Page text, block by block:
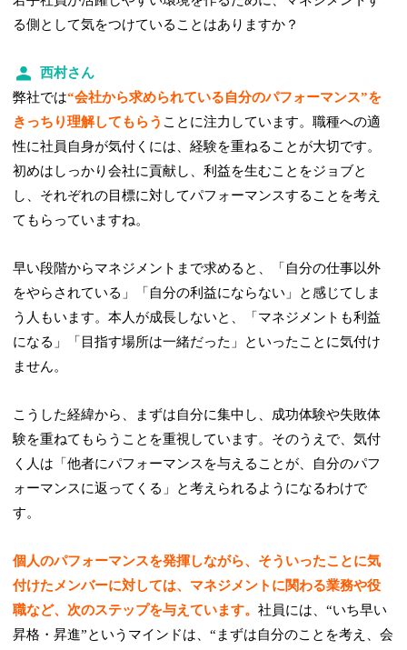
る側として気をつけていることはありますか？
西村さん
弊社では“会社から求められている自分のパフォーマンス”を
きっちり理解してもらう ことに注力しています。職種への適
性に社員自身が気付くには、経験を重ねることが大切です。
初めはしっかり会社に貢献し、利益を生むことをジョブと
し、それぞれの目標に対してパフォーマンスすることを考え
てもらっていますね。
早い段階からマネジメントまで求めると、「自分の仕事以外
をやらされている」「自分の利益にならない」と感じてしま
う人もいます。本人が成長しないと、「マネジメントも利益
になる」「目指す場所は一緒だった」といったことに気付け
ません。
こうした経緯から、まずは自分に集中し、成功体験や失敗体
験を重ねてもらうことを重視しています。そのうえで、気付
く人は「他者にパフォーマンスを与えることが、自分のパフ
ォーマンスに返ってくる」と考えられるようになるわけで
す。
個人のパフォーマンスを発揮しながら、そういったことに気
付けたメンバーに対しては、マネジメントに関わる業務や役
職など、次のステップを与えています。社員には、“いち早い
昇格・昇進”というマインドは、“まずは自分のことを考え、会